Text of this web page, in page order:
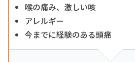
喉の痛み、激しい咳
アレルギー
今までに経験のある頭痛